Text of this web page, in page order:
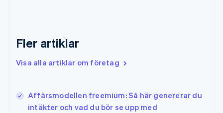
Fler artiklar
Visa alla artiklar om företag
Affärsmodellen freemium: Så här genererar du
intäkter och vad du bör se upp med
English
English
Japan
日本語English